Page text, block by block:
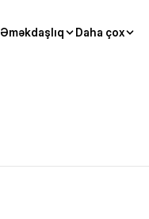
Əməkdaşlıq Daha çox